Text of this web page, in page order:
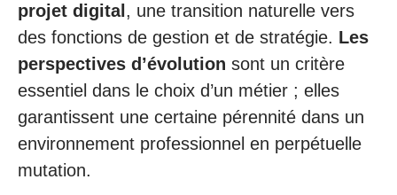
projet digital , une transition naturelle vers
des fonctions de gestion et de stratégie. Les
perspectives d’évolution sont un critère
essentiel dans le choix d’un métier ; elles
garantissent une certaine pérennité dans un
environnement professionnel en perpétuelle
mutation.